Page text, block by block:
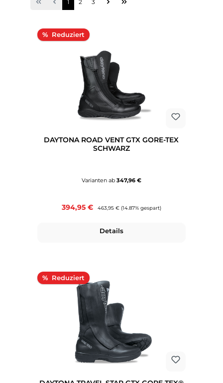
1 2 3
% Rabatt
DAYTONA ROAD VENT GTX GORE-TEX
SCHWARZ
Varianten ab 347,96 €
Verkaufspreis:
394,95 € Regulärer Preis:
463,95 € (14.87% gespart)
Details
% Rabatt